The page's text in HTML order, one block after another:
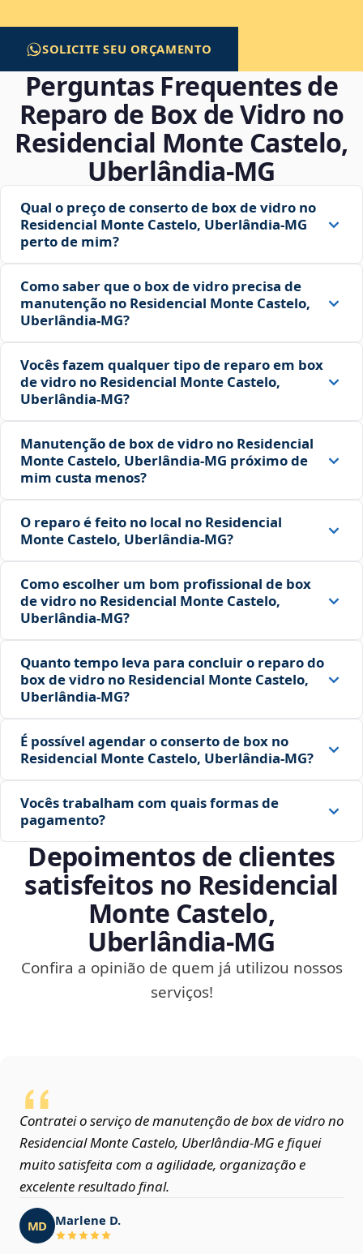
SOLICITE SEU ORÇAMENTO
Perguntas Frequentes de
Reparo de Box de Vidro no
Residencial Monte Castelo,
Uberlândia‑MG
Qual o preço de conserto de box de vidro no
Residencial Monte Castelo, Uberlândia‑MG
perto de mim?
Como saber que o box de vidro precisa de
manutenção no Residencial Monte Castelo,
Uberlândia‑MG?
Vocês fazem qualquer tipo de reparo em box
de vidro no Residencial Monte Castelo,
Uberlândia‑MG?
Manutenção de box de vidro no Residencial
Monte Castelo, Uberlândia‑MG próximo de
mim custa menos?
O reparo é feito no local no Residencial
Monte Castelo, Uberlândia‑MG?
Como escolher um bom profissional de box
de vidro no Residencial Monte Castelo,
Uberlândia‑MG?
Quanto tempo leva para concluir o reparo do
box de vidro no Residencial Monte Castelo,
Uberlândia‑MG?
É possível agendar o conserto de box no
Residencial Monte Castelo, Uberlândia‑MG?
Vocês trabalham com quais formas de
pagamento?
Depoimentos de clientes
satisfeitos no Residencial
Monte Castelo,
Uberlândia‑MG
Confira a opinião de quem já utilizou nossos
serviços!
Contratei o serviço de manutenção de box de vidro no
Residencial Monte Castelo, Uberlândia‑MG e fiquei
muito satisfeita com a agilidade, organização e
excelente resultado final.
MD Marlene D.